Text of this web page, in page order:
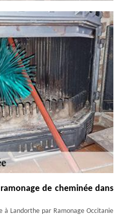
de cheminée dans
à Landorthe par Ramonage Occitanie